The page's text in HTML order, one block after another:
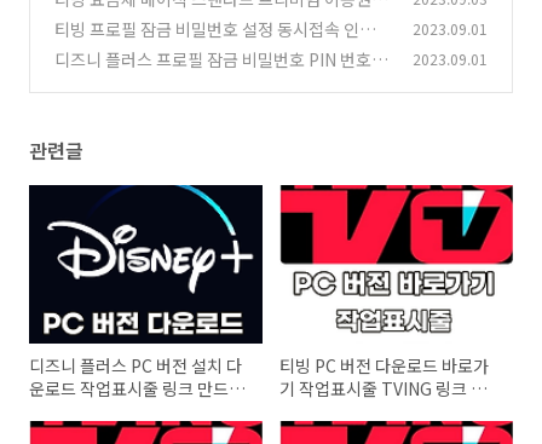
교 Tving 한 달 무료 OTT 공유 사이트 (1)
티빙 프로필 잠금 비밀번호 설정 동시접속 인원
프로필 추가 방법
(0)
2023.09.01
디즈니 플러스 프로필 잠금 비밀번호 PIN 번호 설
2023.09.01
관련글
디즈니 플러스 PC 버전 설치 다
운로드 작업표시줄 링크 만드는
티빙 PC 버전 다운로드 바로가
기 작업표시줄 TVING 링크 만